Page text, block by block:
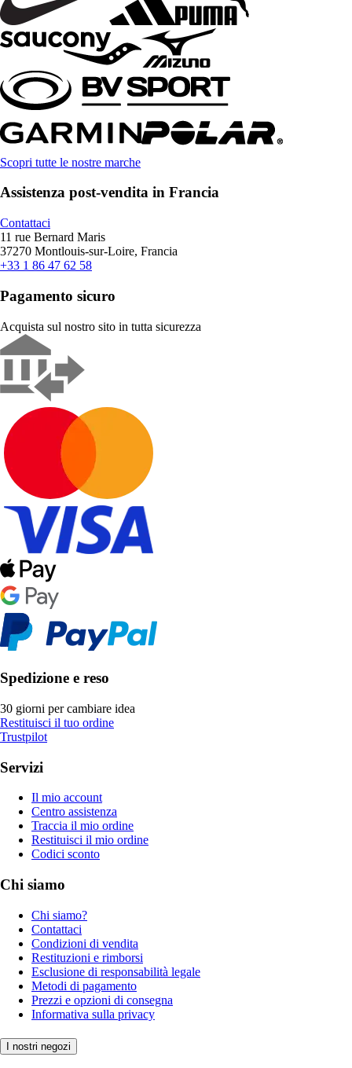
Scopri tutte le nostre marche
Assistenza post-vendita in Francia
Contattaci
11 rue Bernard Maris
37270 Montlouis-sur-Loire, Francia
+33 1 86 47 62 58
Pagamento sicuro
Acquista sul nostro sito in tutta sicurezza
Spedizione e reso
30 giorni per cambiare idea
Restituisci il tuo ordine
Trustpilot
Servizi
Il mio account
Centro assistenza
Traccia il mio ordine
Restituisci il mio ordine
Codici sconto
Chi siamo
Chi siamo?
Contattaci
Condizioni di vendita
Restituzioni e rimborsi
Esclusione di responsabilità legale
Metodi di pagamento
Prezzi e opzioni di consegna
Informativa sulla privacy
I nostri negozi